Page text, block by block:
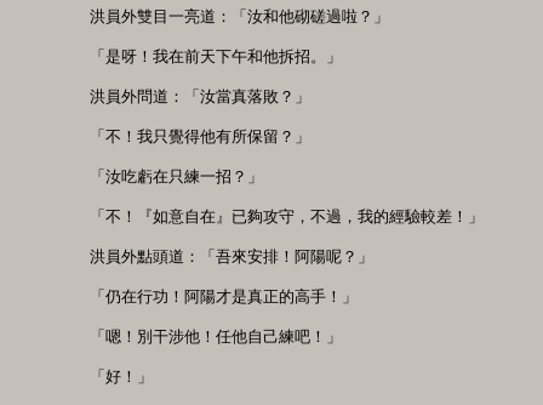
洪員外雙目一亮道：「汝和他砌磋過啦？」
「是呀！我在前天下午和他拆招。」
洪員外問道：「汝當真落敗？」
「不！我只覺得他有所保留？」
「汝吃虧在只練一招？」
「不！『如意自在』已夠攻守，不過，我的經驗較差！」
洪員外點頭道：「吾來安排！阿陽呢？」
「仍在行功！阿陽才是真正的高手！」
「嗯！別干涉他！任他自己練吧！」
「好！」